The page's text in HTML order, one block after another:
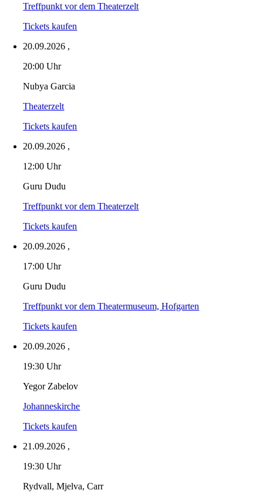
Treffpunkt vor dem Theaterzelt
Tickets kaufen
20.09.2026 ,
20:00 Uhr
Nubya Garcia
Theaterzelt
Tickets kaufen
20.09.2026 ,
12:00 Uhr
Guru Dudu
Treffpunkt vor dem Theaterzelt
Tickets kaufen
20.09.2026 ,
17:00 Uhr
Guru Dudu
Treffpunkt vor dem Theatermuseum, Hofgarten
Tickets kaufen
20.09.2026 ,
19:30 Uhr
Yegor Zabelov
Johanneskirche
Tickets kaufen
21.09.2026 ,
19:30 Uhr
Rydvall, Mjelva, Carr